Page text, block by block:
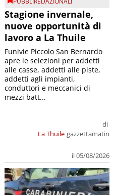
Stagione invernale,
nuove opportunità di
lavoro a La Thuile
La Thuile
di
gazzettamatin
il 05/08/2026
Funivie Piccolo San Bernardo
apre le selezioni per addetti
alle casse, addetti alle piste,
addetti agli impianti,
conduttori e meccanici di
mezzi batt...